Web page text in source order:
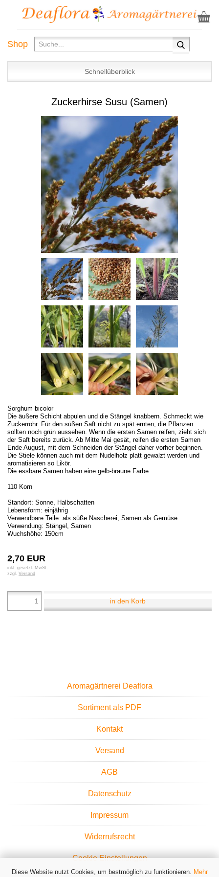
Diese Website nutzt Cookies, um bestmöglich zu funktionieren. Mehr
Shop
Schnellüberblick
Zuckerhirse Susu (Samen)
Sorghum bicolor
Die äußere Schicht abpulen und die Stängel knabbern. Schmeckt wie
Zuckerrohr. Für den süßen Saft nicht zu spät ernten, die Pflanzen
sollten noch grün aussehen. Wenn die ersten Samen reifen, zieht sich
der Saft bereits zurück. Ab Mitte Mai gesät, reifen die ersten Samen
Ende August, mit dem Schneiden der Stängel daher vorher beginnen.
Die Stiele können auch mit dem Nudelholz platt gewalzt werden und
aromatisieren so Likör.
Die essbare Samen haben eine gelb-braune Farbe.
110 Korn
Standort: Sonne, Halbschatten
Lebensform: einjährig
Verwendbare Teile: als süße Nascherei, Samen als Gemüse
Verwendung: Stängel, Samen
Wuchshöhe: 150cm
2,70 EUR
inkl. gesetzl. MwSt.
zzgl. Versand
in den Korb
Aromagärtnerei Deaflora
Sortiment als PDF
Kontakt
Versand
AGB
Datenschutz
Impressum
Widerrufsrecht
Cookie Einstellungen